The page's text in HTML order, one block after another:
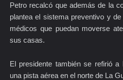
Petro recalcó que además de la
plantea el sistema preventivo y
médicos que puedan moverse
sus casas.
El presidente también se refirió
una pista aérea en el norte de La